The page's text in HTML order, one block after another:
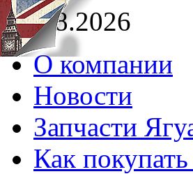
08.08.2026
О компании
Новости
Запчасти
Как покупать